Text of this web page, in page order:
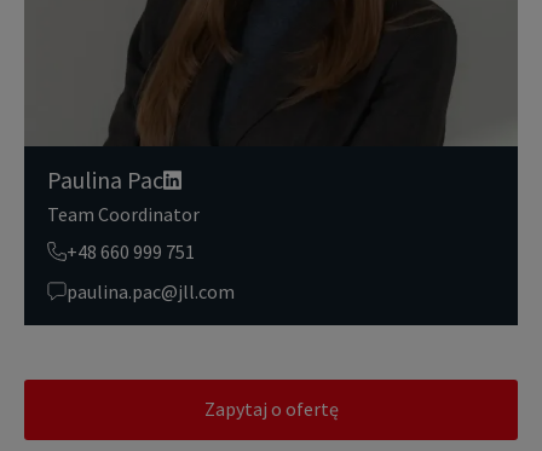
Paulina Pac
Team Coordinator
+48 660 999 751
paulina.pac@jll.com
Zapytaj o ofertę